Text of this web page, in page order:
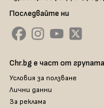
Последвайте ни
Chr.bg е част от
Условия за ползване
Лични данни
За реклама